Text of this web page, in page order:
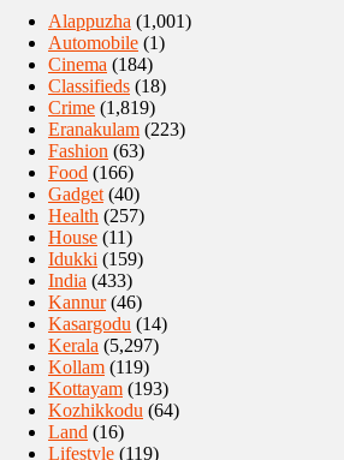
Alappuzha (1,001)
Automobile (1)
Cinema (184)
Classifieds (18)
Crime (1,819)
Eranakulam (223)
Fashion (63)
Food (166)
Gadget (40)
Health (257)
House (11)
Idukki (159)
India (433)
Kannur(46)
Kasargodu (14)
Kerala (5,297)
Kollam (119)
Kottayam (193)
Kozhikkodu (64)
Land (16)
Lifestyle (119)